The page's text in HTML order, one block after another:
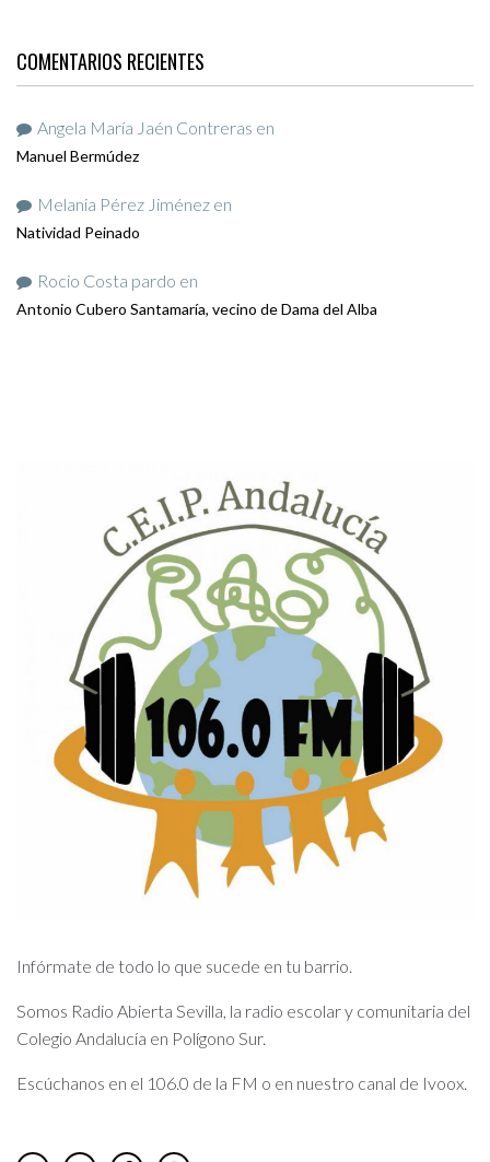
COMENTARIOS RECIENTES
Angela María Jaén Contreras en
Manuel Bermúdez
Melania Pérez Jiménez en
Natividad Peinado
Rocio Costa pardo en
Antonio Cubero Santamaría, vecino de Dama del Alba
Infórmate de todo lo que sucede en tu barrio.
Somos Radio Abierta Sevilla, la radio escolar y comunitaria del
Colegio Andalucía en Polígono Sur.
Escúchanos en el 106.0 de la FM o en nuestro canal de Ivoox.